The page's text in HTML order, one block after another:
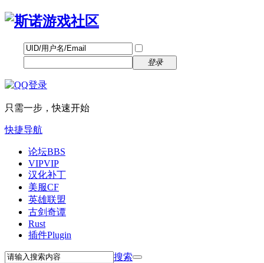
登录
只需一步，快速开始
快捷导航
论坛BBS
VIPVIP
汉化补丁
美服CF
英雄联盟
古剑奇谭
Rust
插件Plugin
搜索